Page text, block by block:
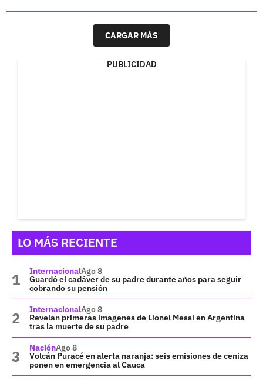
CARGAR MÁS
PUBLICIDAD
LO MÁS RECIENTE
InternacionalAgo 8
Guardó el cadáver de su padre durante años para seguir
cobrando su pensión
InternacionalAgo 8
Revelan primeras imagenes de Lionel Messi en Argentina
tras la muerte de su padre
NaciónAgo 8
Volcán Puracé en alerta naranja: seis emisiones de ceniza
ponen en emergencia al Cauca